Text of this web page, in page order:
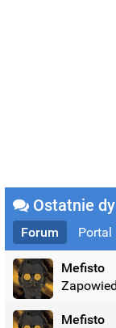
Ostatnie
Forum Portal
Mefisto
Mefisto